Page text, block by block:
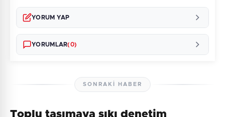
YORUM YAP
YORUMLAR(0)
SONRAKI HABER
Toplu taşımaya sıkı denetim